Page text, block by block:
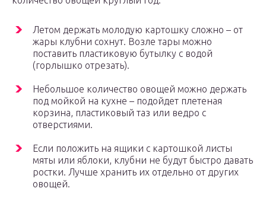
Летом держать молодую картошку сложно – от
жары клубни сохнут. Возле тары можно
поставить пластиковую бутылку с водой
(горлышко отрезать).
Небольшое количество овощей можно держать
под мойкой на кухне – подойдет плетеная
корзина, пластиковый таз или ведро с
отверстиями.
Если положить на ящики с картошкой листы
мяты или яблоки, клубни не будут быстро давать
ростки. Лучше хранить их отдельно от других
овощей.